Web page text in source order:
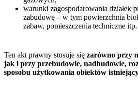
warunki zagospodarowania działek
zabudowę – w tym powierzchnia
zabaw, pomieszczenia techniczne itp.
Ten akt prawny stosuje się zarówno przy
jak i przy przebudowie, nadbudowie,
sposobu użytkowania obiektów